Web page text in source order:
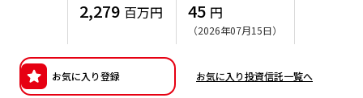
確定拠出年金での商品の選び方について
確定拠出年金 基準価額一覧
サステナビリティレポート
サステナブル投資
日本版スチュワードシップ・コードへの対応
2,279 百万円 45 円
（2026年07月15日）
お気に入り登録 お気に入り投資信託一覧へ